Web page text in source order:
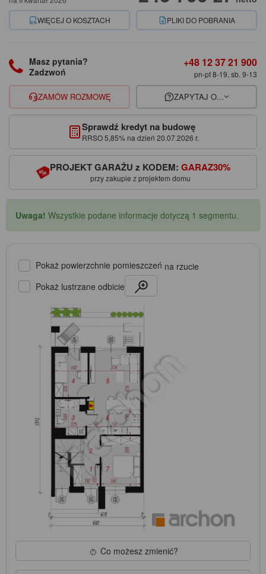
WIĘCEJ O KOSZTACH PLIKI DO POBRANIA
Masz pytania?
Zadzwoń
+48 12 37 21 900
pn-pt 8-19, sb. 9-13
ZAMÓW ROZMOWĘ ZAPYTAJ O...
Sprawdź kredyt na budowę
RRSO 5,85% na dzień 20.07.2026 r.
PROJEKT GARAŻU z KODEM: GARAZ30%
przy zakupie z projektem domu
Uwaga! Wszystkie podane informacje dotyczą 1 segmentu.
Pokaż powierzchnie pomieszczeń na rzucie
Pokaż lustrzane odbicie
Co możesz zmienić?